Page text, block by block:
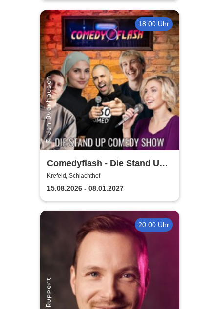
18:00 Uhr
Comedyflash - Die Stand Up
Comedy Show
Krefeld, Schlachthof
15.08.2026 - 08.01.2027
20:00 Uhr